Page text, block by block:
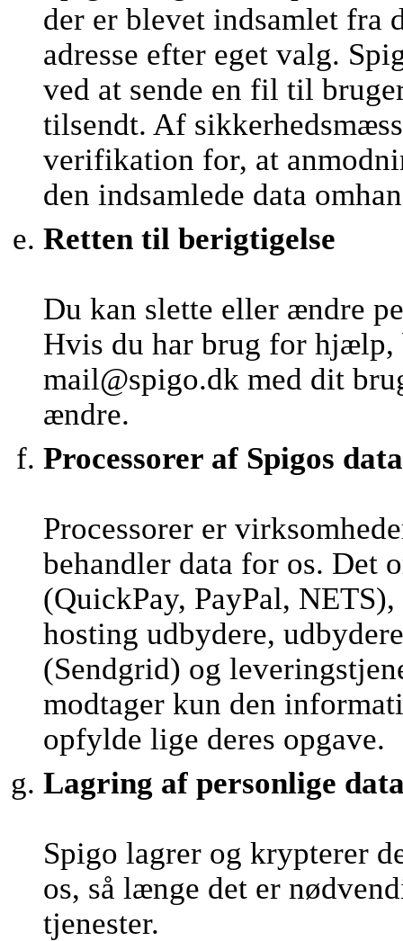
der er blevet indsamlet fra
adresse efter eget valg.
ved at sende en fil til
tilsendt. Af
verifikation for, at
den indsamlede data
Retten til berigtigelse
Du kan slette eller ændre
Hvis du har brug for hjælp,
mail@spigo.dk med dit
ændre.
Processorer af Spigos data
Processorer er
behandler data for os. Det
(QuickPay, PayPal,
hosting udbydere,
(Sendgrid) og
modtager kun den
opfylde lige deres opgave.
Lagring af personlige
Spigo lagrer og krypterer
os, så længe det er
tjenester.